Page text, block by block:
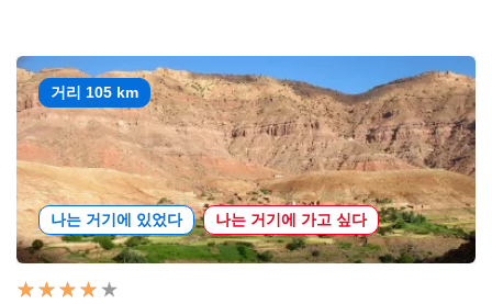
거리 105 km
나는 거기에 있었다 나는 거기에 가고 싶다